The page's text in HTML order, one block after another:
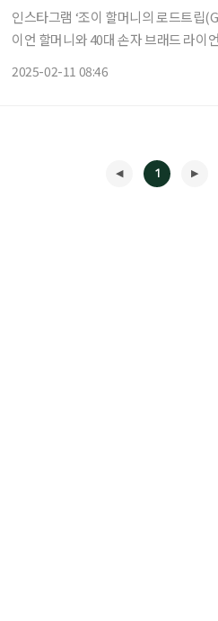
인스타그램 ‘조이 할머니의 로드트립
이언 할머니와 40대 손자 브래드 라이
2025-02-11 08:46
1